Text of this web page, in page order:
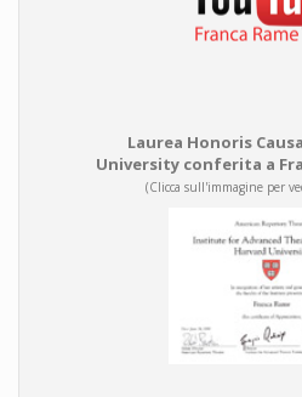
Laurea Honoris
University conferita a
(Clicca sull'immagine per